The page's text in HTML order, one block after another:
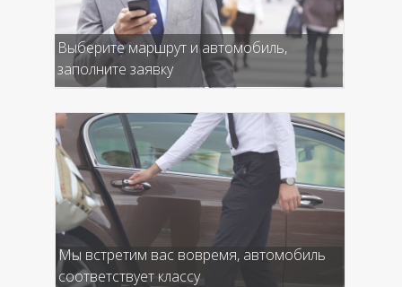
Выберите маршрут и автомобиль,
заполните заявку
Мы встретим вас вовремя, автомобиль
соответствует классу